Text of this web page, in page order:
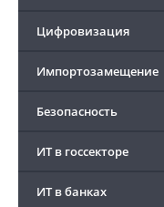
Цифровизация
Импортозамещение
Безопасность
ИТ в госсекторе
ИТ в банках